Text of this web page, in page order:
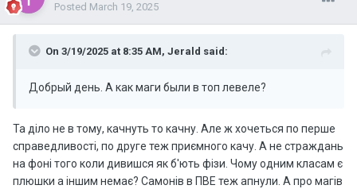
Posted March 19, 2025
On 3/19/2025 at 8:35 AM, Jerald said:
Добрый день. А как маги были в топ левеле?
Та діло не в тому, качнуть то качну. Але ж хочеться по перше
справедливості, по друге теж приємного качу. А не страждань
на фоні того коли дивишся як б'ють фізи. Чому одним класам є
плюшки а іншим немає? Самонів в ПВЕ теж апнули. А про магів